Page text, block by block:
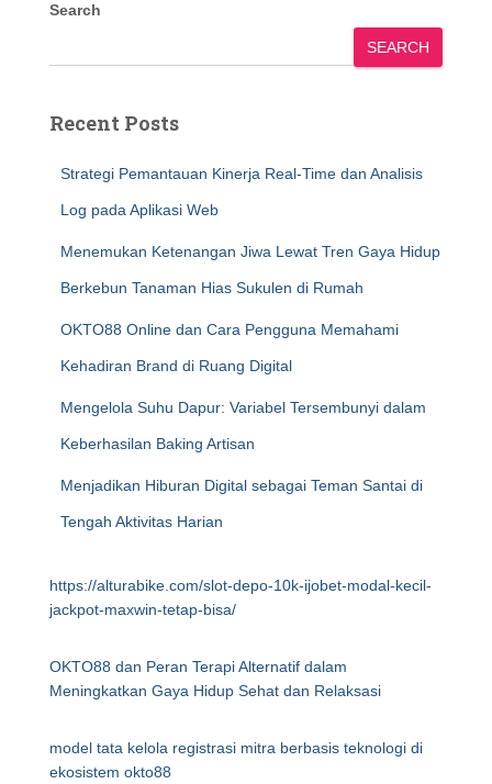
Search
SEARCH
Recent Posts
Strategi Pemantauan Kinerja Real-Time dan Analisis
Log pada Aplikasi Web
Menemukan Ketenangan Jiwa Lewat Tren Gaya Hidup
Berkebun Tanaman Hias Sukulen di Rumah
OKTO88 Online dan Cara Pengguna Memahami
Kehadiran Brand di Ruang Digital
Mengelola Suhu Dapur: Variabel Tersembunyi dalam
Keberhasilan Baking Artisan
Menjadikan Hiburan Digital sebagai Teman Santai di
Tengah Aktivitas Harian
https://alturabike.com/slot-depo-10k-ijobet-modal-kecil-
jackpot-maxwin-tetap-bisa/
OKTO88 dan Peran Terapi Alternatif dalam
Meningkatkan Gaya Hidup Sehat dan Relaksasi
model tata kelola registrasi mitra berbasis teknologi di
ekosistem okto88